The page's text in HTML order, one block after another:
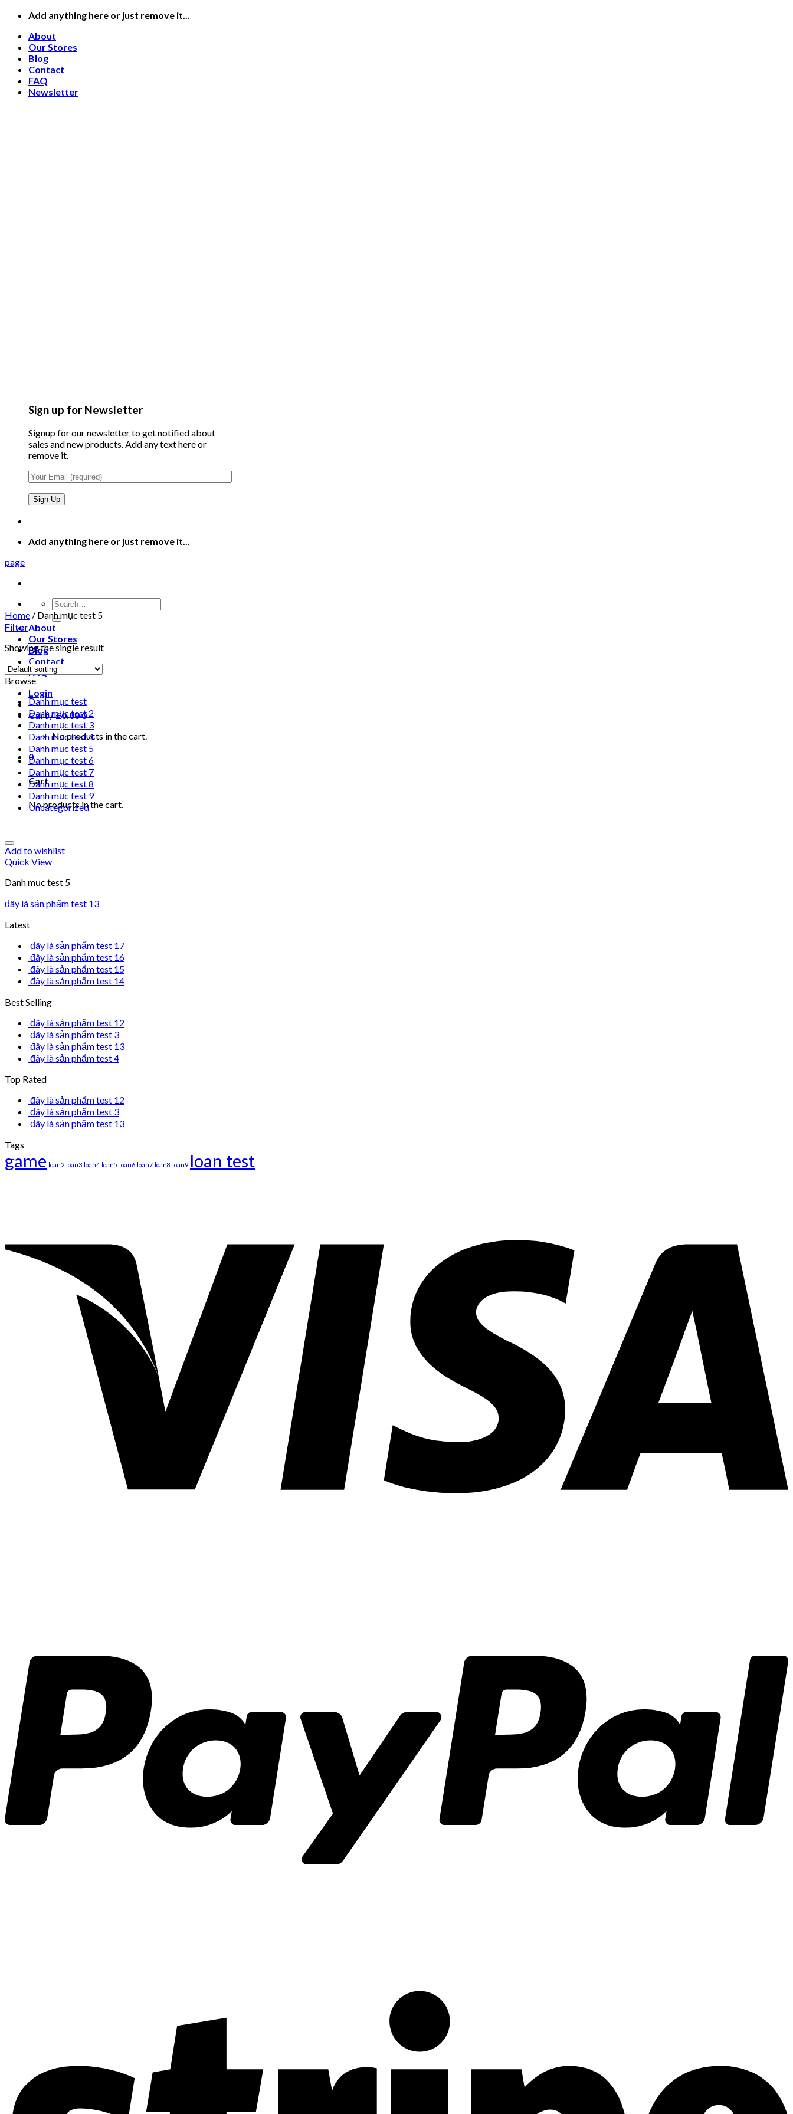
Skip
content
Add anything here or just remove it...
About
Our Stores
Blog
Contact
FAQ
Newsletter
Sign up for Newsletter
Signup for our newsletter to get notified about
sales and new products. Add any text here or
remove it.
Add anything here or just remove it...
page
Search
for:
About
Our Stores
Blog
Contact
FAQ
Login
Cart /£0.000
No products in the cart.
0
Cart
No products in the cart.
Home / Danh mục test 5
Filter
Showing the single result
Browse
Danh mục test
Danh mục test 2
Danh mục test 3
Danh mục test 4
Danh mục test 5
Danh mục test 6
Danh mục test 7
Danh mục test 8
Danh mục test 9
Uncategorized
Add to wishlist
Quick View
Danh mục test 5
đây là sản phẩm test 13
Latest
đây là sản phẩm test 17
đây là sản phẩm test 16
đây là sản phẩm test 15
đây là sản phẩm test 14
Best Selling
đây là sản phẩm test 12
đây là sản phẩm test 3
đây là sản phẩm test 13
đây là sản phẩm test 4
Top Rated
đây là sản phẩm test 12
đây là sản phẩm test 3
đây là sản phẩm test 13
Tags
game loan2 loan3 loan4 loan5 loan6 loan7 loan8 loan9 loan test